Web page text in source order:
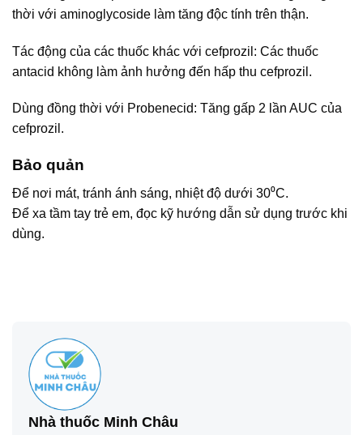
thời với aminoglycoside làm tăng độc tính trên thận.
Tác động của các thuốc khác với cefprozil: Các thuốc
antacid không làm ảnh hưởng đến hấp thu cefprozil.
Dùng đồng thời với Probenecid: Tăng gấp 2 lần AUC của
cefprozil.
Bảo quản
Để nơi mát, tránh ánh sáng, nhiệt độ dưới 30⁰C.
Để xa tầm tay trẻ em, đọc kỹ hướng dẫn sử dụng trước khi
dùng.
Nhà thuốc Minh Châu